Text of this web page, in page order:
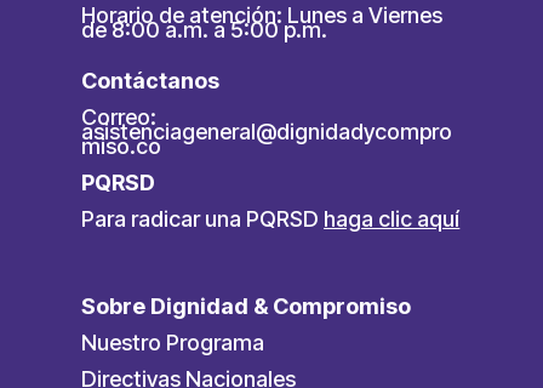
Horario de atención: Lunes a Viernes
de 8:00 a.m. a 5:00 p.m.
Contáctanos
Correo:
asistenciageneral@dignidadycompro
miso.co
PQRSD
Para radicar una PQRSD haga clic aquí
Sobre Dignidad & Compromiso
Nuestro Programa
Directivas Nacionales